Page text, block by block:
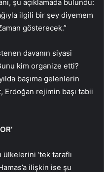
şu açıklamada bulundu:
ilgili bir şey diyemem
gösterecek.”
davanın siyasi
kim organize etti?
başıma gelenlerin
rejimin başı tabii
ülkelerini ‘tek taraflı
ilişkin ise şu